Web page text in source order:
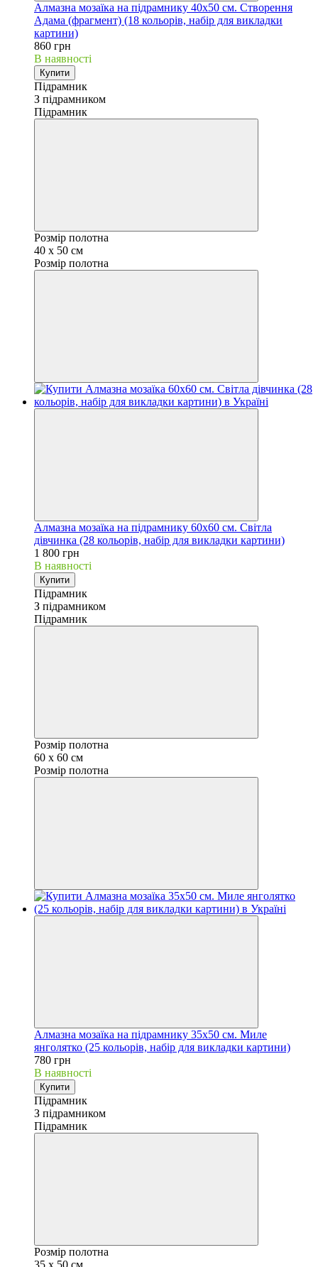
Алмазна мозаїка на підрамнику 40х50 см. Створення
Адама (фрагмент) (18 кольорів, набір для викладки
картини)
860 грн
В наявності
Купити
Підрамник
З підрамником
Підрамник
Розмір полотна
40 х 50 см
Розмір полотна
Алмазна мозаїка на підрамнику 60х60 см. Світла
дівчинка (28 кольорів, набір для викладки картини)
1 800 грн
В наявності
Купити
Підрамник
З підрамником
Підрамник
Розмір полотна
60 х 60 см
Розмір полотна
Алмазна мозаїка на підрамнику 35х50 см. Миле
янголятко (25 кольорів, набір для викладки картини)
780 грн
В наявності
Купити
Підрамник
З підрамником
Підрамник
Розмір полотна
35 х 50 см